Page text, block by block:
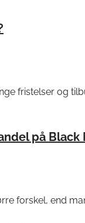
fristelser og
på Black
forskel, end